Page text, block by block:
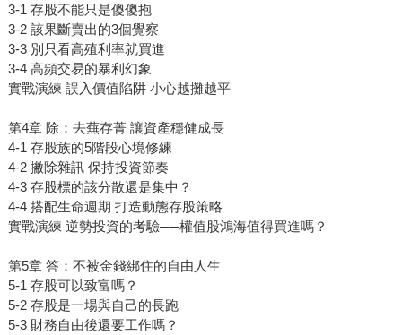
3-1 存股不能只是傻傻抱
3-2 該果斷賣出的3個覺察
3-3 別只看高殖利率就買進
3-4 高頻交易的暴利幻象
實戰演練 誤入價值陷阱 小心越攤越平
第4章 除：去蕪存菁 讓資產穩健成長
4-1 存股族的5階段心境修練
4-2 撇除雜訊 保持投資節奏
4-3 存股標的該分散還是集中？
4-4 搭配生命週期 打造動態存股策略
實戰演練 逆勢投資的考驗──權值股鴻海值得買進嗎？
第5章 答：不被金錢綁住的自由人生
5-1 存股可以致富嗎？
5-2 存股是一場與自己的長跑
5-3 財務自由後還要工作嗎？